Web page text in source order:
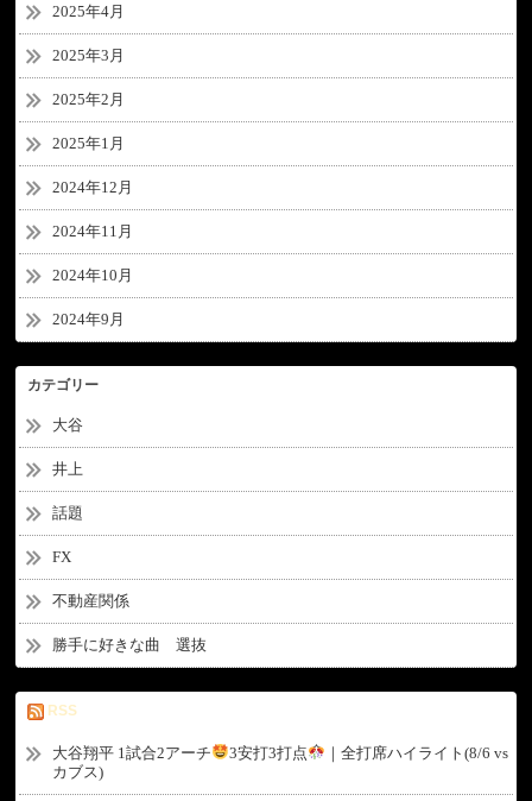
2025年4月
2025年3月
2025年2月
2025年1月
2024年12月
2024年11月
2024年10月
2024年9月
カテゴリー
大谷
井上
話題
FX
不動産関係
勝手に好きな曲 選抜
RSS
大谷翔平 1試合2アーチ 3安打3打点
｜全打席ハイライト(8/6 vs
カブス)